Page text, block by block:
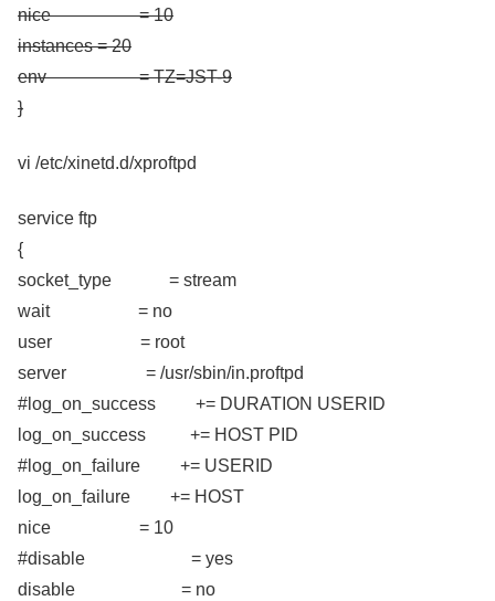
nice = 10
instances = 20
env = TZ=JST-9
}
vi /etc/xinetd.d/xproftpd
service ftp
{
socket_type = stream
wait = no
user = root
server = /usr/sbin/in.proftpd
#log_on_success += DURATION USERID
log_on_success += HOST PID
#log_on_failure += USERID
log_on_failure += HOST
nice = 10
#disable = yes
disable = no